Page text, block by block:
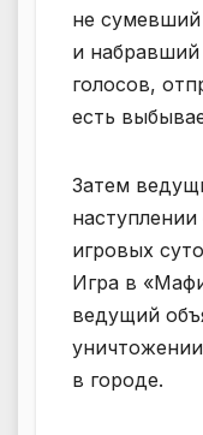
не сумевший
и набравший
голосов,
есть
Затем
игровых
Игра в
ведущий
в городе.